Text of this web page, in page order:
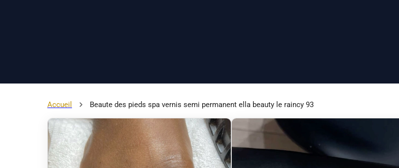
Accueil Beaute des pieds spa vernis semi permanent ella beauty le raincy 93